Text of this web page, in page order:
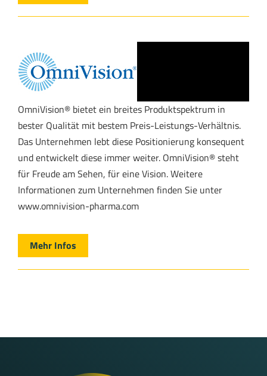
OmniVision® bietet ein breites Produktspektrum in
bester Qualität mit bestem Preis-Leistungs-Verhältnis.
Das Unternehmen lebt diese Positionierung konsequent
und entwickelt diese immer weiter. OmniVision® steht
für Freude am Sehen, für eine Vision. Weitere
Informationen zum Unternehmen finden Sie unter
www.omnivision-pharma.com
Mehr Infos